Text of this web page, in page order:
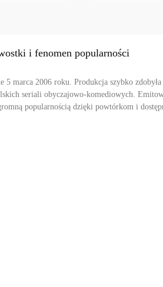
i fenomen popularności
5 marca 2006 roku. Produkcja szybko zdobyła
seriali obyczajowo-komediowych.
popularnością dzięki powtórkom i